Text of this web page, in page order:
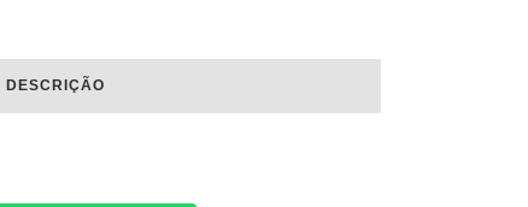
DESCRIÇÃO